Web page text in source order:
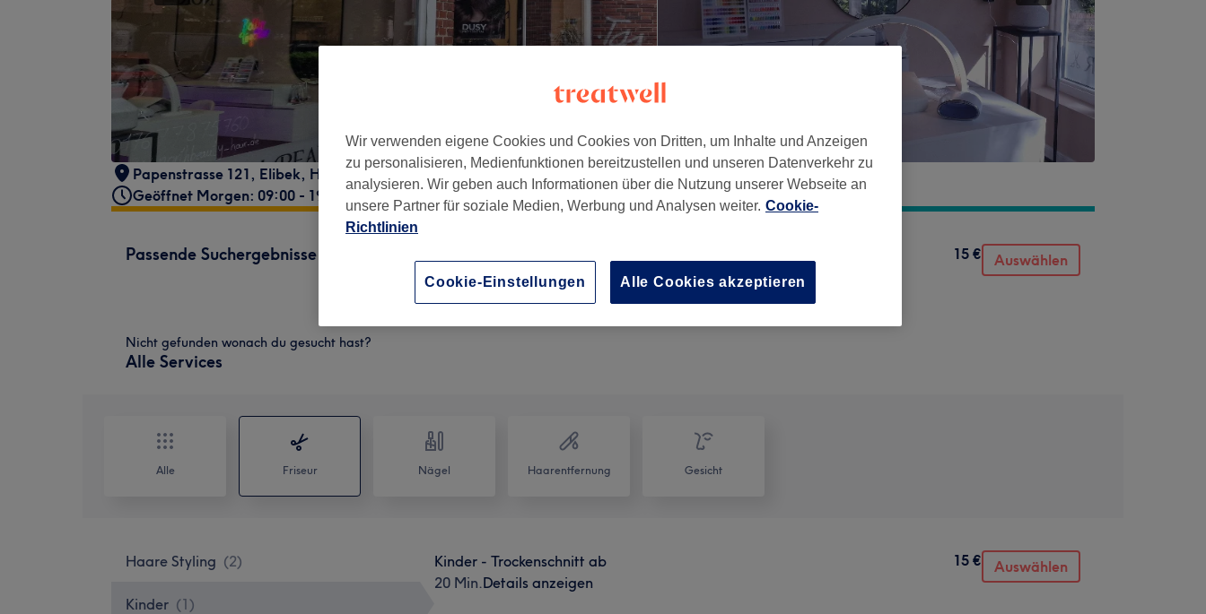
Papenstrasse 121 , Elibek, Hamburg , 22089
Geöffnet Morgen: 09:00 - 19:00
Passende Suchergebnisse
20 Min.Details anzeigen
15 € Auswählen
Nicht gefunden wonach du gesucht hast?
Alle Services
Alle Friseur Nägel Haarentfernung Gesicht
Haare Styling (2)
Kinder (1 )
Kinder - Trockenschnitt ab
20 Min.Details anzeigen
15 € Auswählen
Wir verwenden eigene Cookies und Cookies von Dritten, um Inhalte und Anzeigen
zu personalisieren, Medienfunktionen bereitzustellen und unseren Datenverkehr zu
analysieren. Wir geben auch Informationen über die Nutzung unserer Webseite an
unsere Partner für soziale Medien, Werbung und Analysen weiter. Cookie-
Richtlinien
Cookie-Einstellungen Alle Cookies akzeptieren